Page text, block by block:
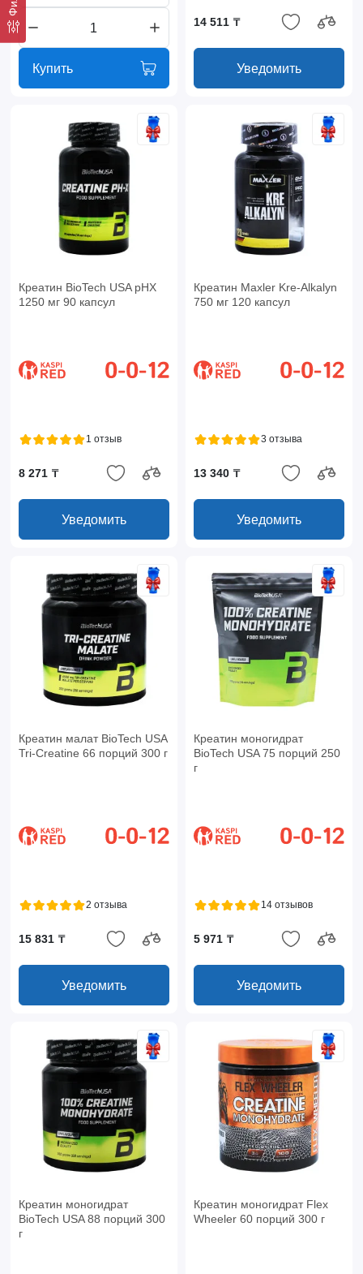
Купить
14 511 ₸
Уведомить
Креатин BioTech USA pHX
1250 мг 90 капсул
1 отзыв
8 271 ₸
Уведомить
Креатин Maxler Kre-Alkalyn
750 мг 120 капсул
3 отзыва
13 340 ₸
Уведомить
Креатин малат BioTech USA
Tri-Creatine 66 порций 300 г
2 отзыва
15 831 ₸
Уведомить
Креатин моногидрат
BioTech USA 75 порций 250
г
14 отзывов
5 971 ₸
Уведомить
Креатин моногидрат
BioTech USA 88 порций 300
г
Креатин моногидрат Flex
Wheeler 60 порций 300 г